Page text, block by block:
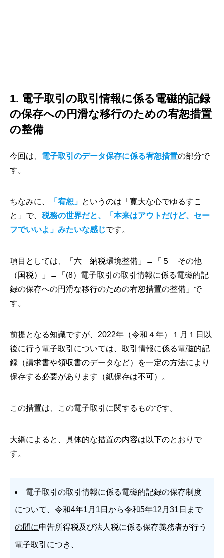
1. 電子取引の取引情報に係る電磁的記録
の保存への円滑な移行のための宥恕措置
の整備
今回は、 電子取引のデータ保存に係る宥恕措置の部分で
す。
ちなみに、 「宥恕」 というのは「寛大な心でゆるすこ
と」で、 税務の世界だと、「本来はアウトだけど、セー
フでいいよ」みたいな感じです。
項目としては、「六 納税環境整備」→「５ その他
（国税）」→「(8）電子取引の取引情報に係る電磁的記
録の保存への円滑な移行のための宥恕措置の整備」で
す。
前提となる知識ですが、2022年（令和４年）１月１日以
後に行う電子取引については、取引情報に係る電磁的記
録（請求書や領収書のデータなど）を一定の方法により
保存する必要があります（紙保存は不可）。
この措置は、この電子取引に関するものです。
大綱によると、具体的な措置の内容は以下のとおりで
す。
電子取引の取引情報に係る電磁的記録の保存制度
について、 令和4年1月1日から令和5年12月31日まで
の間に申告所得税及び法人税に係る保存義務者が行う
電子取引につき、